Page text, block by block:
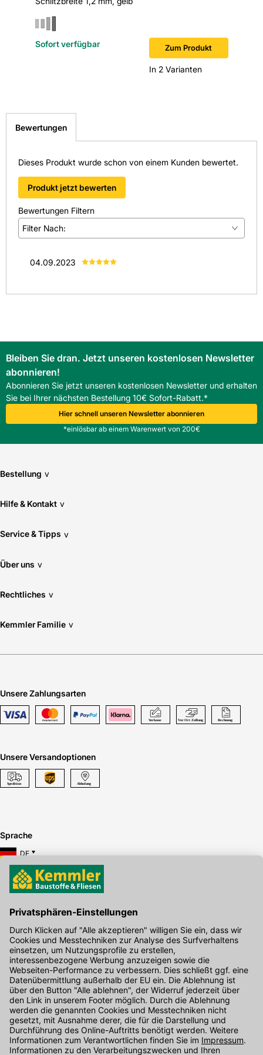
Zum Produkt
In 2 Varianten
Sofort verfügbar
Bewertungen
Dieses Produkt wurde schon von einem Kunden bewertet.
Produkt jetzt bewerten
Bewertungen Filtern
Filter Nach:
04.09.2023
Bleiben Sie dran. Jetzt unseren kostenlosen Newsletter
abonnieren!
Abonnieren Sie jetzt unseren kostenlosen Newsletter und erhalten
Sie bei Ihrer nächsten Bestellung 10€ Sofort-Rabatt.*
Hier schnell unseren Newsletter abonnieren
*einlösbar ab einem Warenwert von 200€
Bestellung v
Hilfe & Kontakt v
Service & Tipps v
Über uns v
Rechtliches v
Kemmler Familie v
Unsere Zahlungsarten
Unsere Versandoptionen
Sprache
DE
Hier gibt's die kostenlose App
Kontakt
Unser Onlineshop Team ist montags bis freitags von 08:00 - 17:00
Uhr unter der Telefonnummer07071 / 151-151für Sie erreichbar.
Alternativ können Sie unser Kontaktformular nutzen.